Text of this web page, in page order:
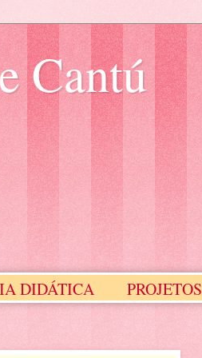
Cantú
DIDÁTICA PROJETOS